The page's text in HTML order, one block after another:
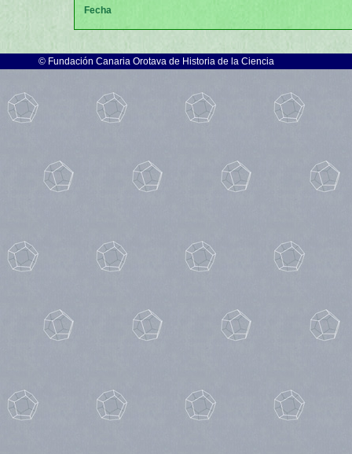
Fecha
© Fundación Canaria Orotava de Historia de la Ciencia